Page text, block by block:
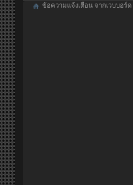
ข้อความแจ้งเตือน จากเวบบอร์ด